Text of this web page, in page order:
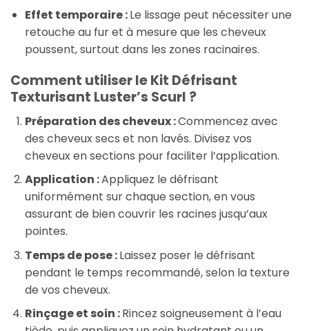
Effet temporaire :Le lissage peut nécessiter une
retouche au fur et à mesure que les cheveux
poussent, surtout dans les zones racinaires.
Comment utiliser le Kit Défrisant
Texturisant Luster’s Scurl ?
Préparation des cheveux :Commencez avec
des cheveux secs et non lavés. Divisez vos
cheveux en sections pour faciliter l’application.
Application :Appliquez le défrisant
uniformément sur chaque section, en vous
assurant de bien couvrir les racines jusqu’aux
pointes.
Temps de pose :Laissez poser le défrisant
pendant le temps recommandé, selon la texture
de vos cheveux.
Rinçage et soin :Rincez soigneusement à l’eau